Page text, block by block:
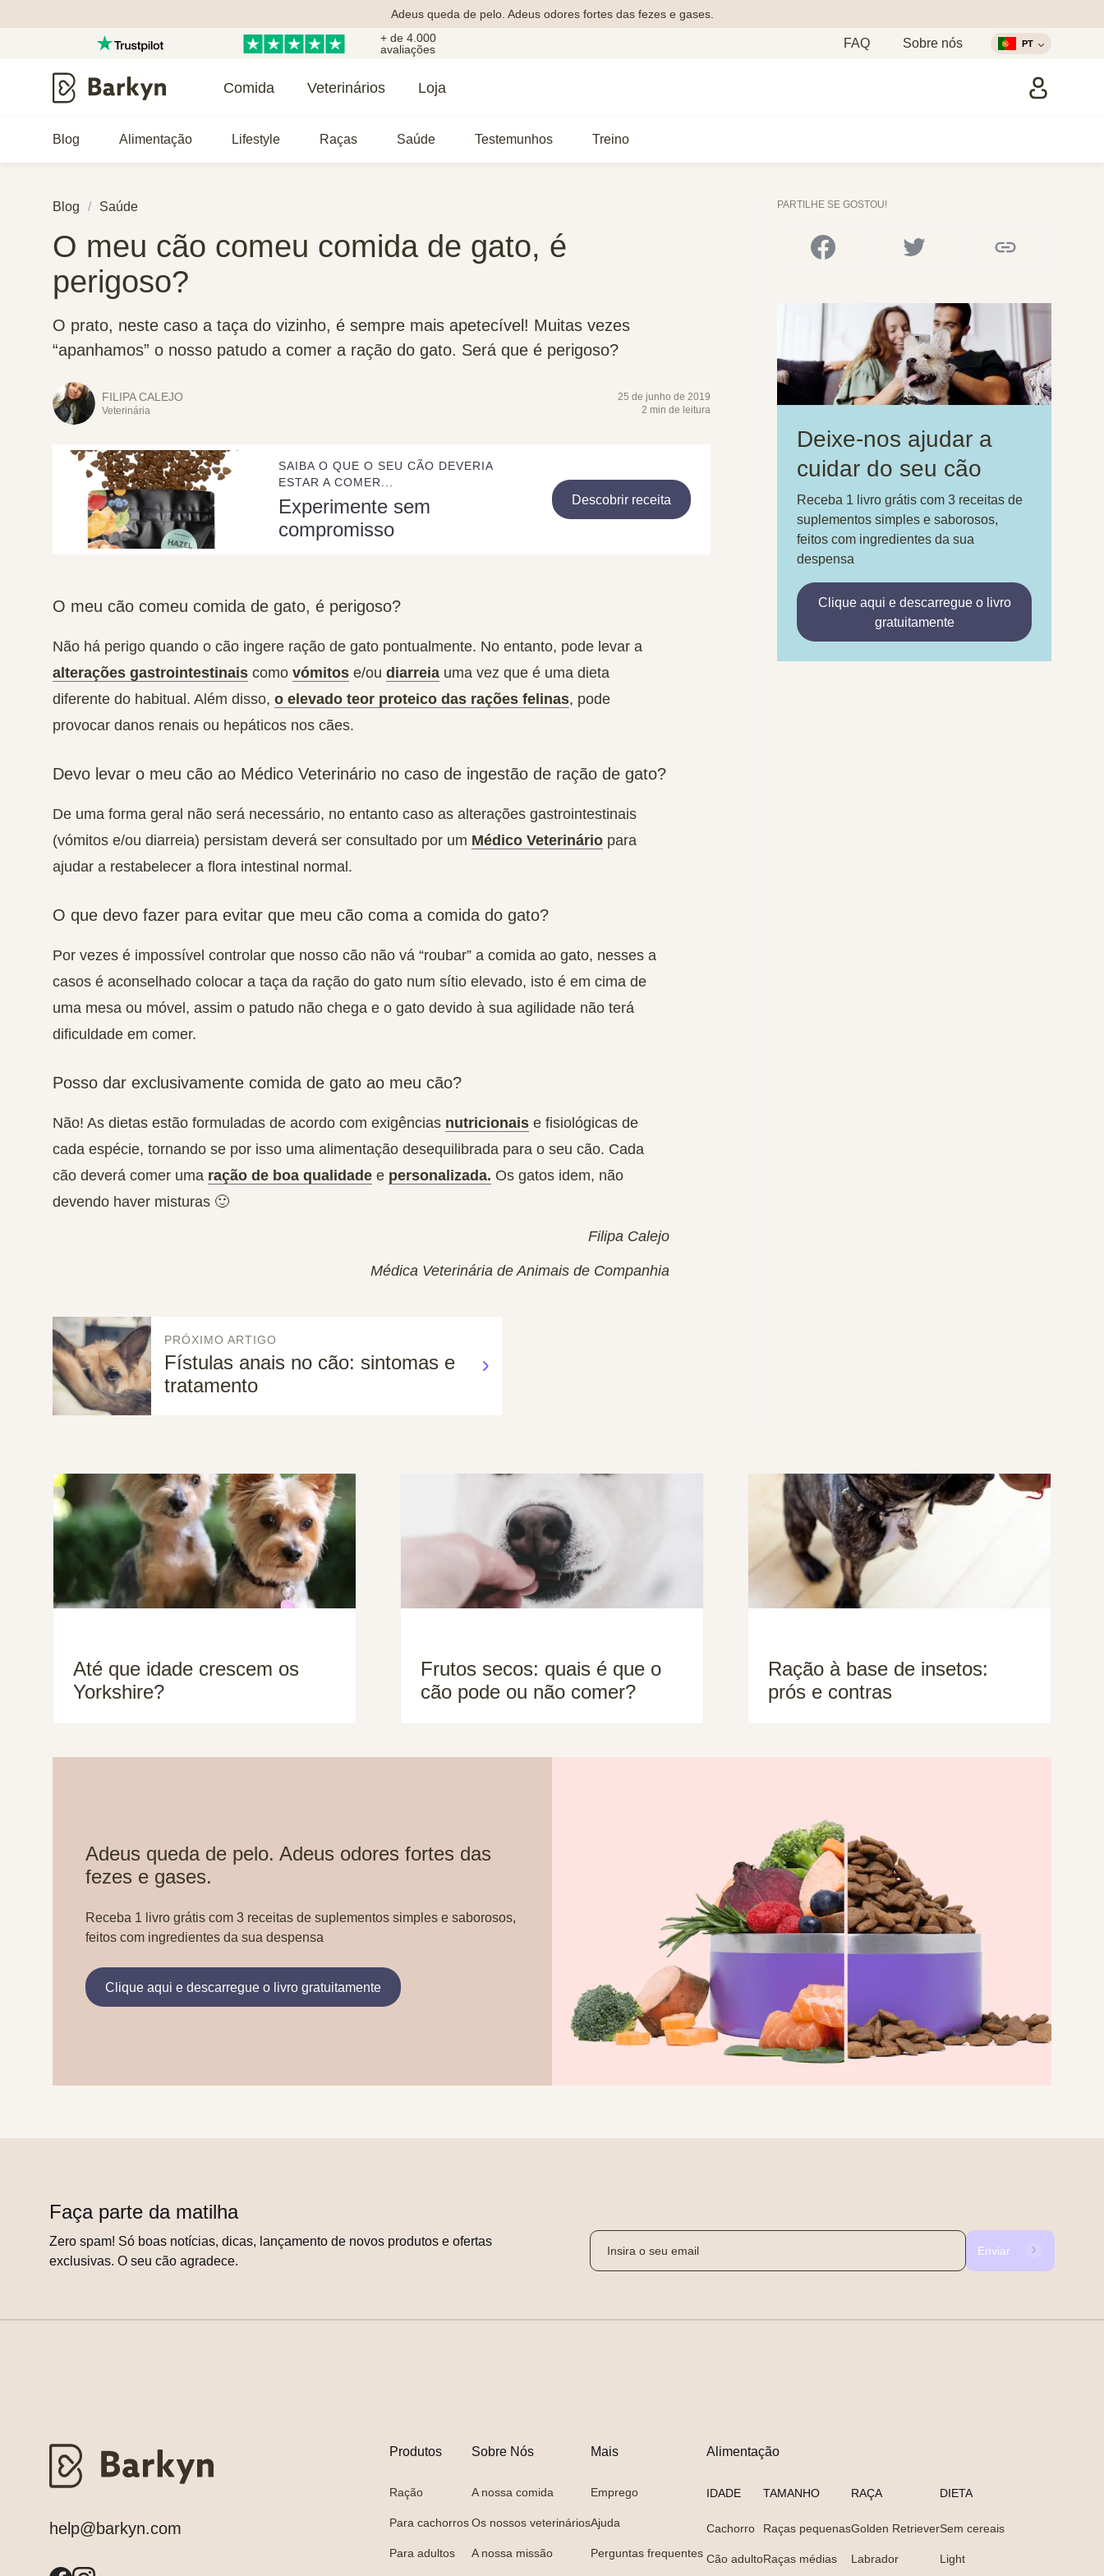
Adeus queda de pelo. Adeus odores fortes das fezes e gases.
+ de 4.000
avaliações
FAQ Sobre nós PT
Comida Veterinários Loja
Blog Alimentação Lifestyle Raças Saúde Testemunhos Treino
Blog Saúde
O meu cão comeu comida de gato, é
perigoso?
O prato, neste caso a taça do vizinho, é sempre mais apetecível! Muitas vezes
“apanhamos” o nosso patudo a comer a ração do gato. Será que é perigoso?
FILIPA CALEJO
Veterinária
25 de junho de 2019
2 min de leitura
SAIBA O QUE O SEU CÃO DEVERIA
ESTAR A COMER...
Experimente sem
compromisso
Descobrir receita
O meu cão comeu comida de gato, é perigoso?
Não há perigo quando o cão ingere ração de gato pontualmente. No entanto, pode levar a
alterações gastrointestinais como vómitos e/ou diarreia uma vez que é uma dieta
diferente do habitual. Além disso, o elevado teor proteico das rações felinas, pode
provocar danos renais ou hepáticos nos cães.
Devo levar o meu cão ao Médico Veterinário no caso de ingestão de ração de gato?
De uma forma geral não será necessário, no entanto caso as alterações gastrointestinais
(vómitos e/ou diarreia) persistam deverá ser consultado por um Médico Veterinário para
ajudar a restabelecer a flora intestinal normal.
O que devo fazer para evitar que meu cão coma a comida do gato?
Por vezes é impossível controlar que nosso cão não vá “roubar” a comida ao gato, nesses a
casos é aconselhado colocar a taça da ração do gato num sítio elevado, isto é em cima de
uma mesa ou móvel, assim o patudo não chega e o gato devido à sua agilidade não terá
dificuldade em comer.
Posso dar exclusivamente comida de gato ao meu cão?
Não! As dietas estão formuladas de acordo com exigências nutricionais e fisiológicas de
cada espécie, tornando se por isso uma alimentação desequilibrada para o seu cão. Cada
cão deverá comer uma ração de boa qualidade e personalizada. Os gatos idem, não
devendo haver misturas 🙂
Filipa Calejo
Médica Veterinária de Animais de Companhia
PRÓXIMO ARTIGO
Fístulas anais no cão: sintomas e
tratamento
PARTILHE SE GOSTOU!
Deixe-nos ajudar a
cuidar do seu cão
Receba 1 livro grátis com 3 receitas de
suplementos simples e saborosos,
feitos com ingredientes da sua
despensa
Clique aqui e descarregue o livro
gratuitamente
Até que idade crescem os
Yorkshire?
Frutos secos: quais é que o
cão pode ou não comer?
Ração à base de insetos:
prós e contras
Adeus queda de pelo. Adeus odores fortes das
fezes e gases.
Receba 1 livro grátis com 3 receitas de suplementos simples e saborosos,
feitos com ingredientes da sua despensa
Clique aqui e descarregue o livro gratuitamente
Faça parte da matilha
Zero spam! Só boas notícias, dicas, lançamento de novos produtos e ofertas
exclusivas. O seu cão agradece.
Enviar
help@barkyn.com
Produtos
Ração
Para cachorros
Para adultos
Sobre Nós
A nossa comida
Os nossos veterinários
A nossa missão
Mais
Emprego
Ajuda
Perguntas frequentes
Alimentação
IDADE
Cachorro
Cão adulto
TAMANHO
Raças pequenas
Raças médias
RAÇA
Golden Retriever
Labrador
DIETA
Sem cereais
Light